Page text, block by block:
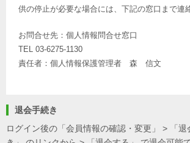
供の停止が必要な場合には、下記の窓口まで連
お問合せ先：個人情報問合せ窓口
TEL 03-6275-1130
責任者：個人情報保護管理者 森 信文
退会手続き
ログイン後の「会員情報の確認・変更」 > 「